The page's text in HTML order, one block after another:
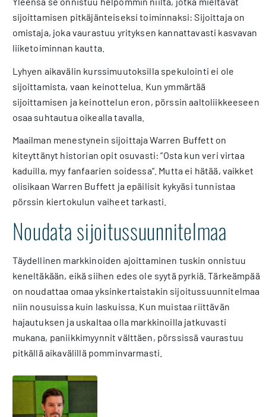
sijoittamisen pitkäjänteiseksi toiminnaksi: Sijoittaja on
omistaja, joka vaurastuu yrityksen kannattavasti kasvavan
liiketoiminnan kautta.
Lyhyen aikavälin kurssimuutoksilla spekulointi ei ole
sijoittamista, vaan keinottelua. Kun ymmärtää
sijoittamisen ja keinottelun eron, pörssin aaltoliikkeeseen
osaa suhtautua oikealla tavalla.
Maailman menestynein sijoittaja Warren Buffett on
kiteyttänyt historian opit osuvasti: ”Osta kun veri virtaa
kaduilla, myy fanfaarien soidessa”. Mutta ei hätää, vaikket
olisikaan Warren Buffett ja epäilisit kykyäsi tunnistaa
pörssin kiertokulun vaiheet tarkasti.
Noudata sijoitussuunnitelmaa
Täydellinen markkinoiden ajoittaminen tuskin onnistuu
keneltäkään, eikä siihen edes ole syytä pyrkiä. Tärkeämpää
on noudattaa omaa yksinkertaistakin sijoitussuunnitelmaa
niin nousuissa kuin laskuissa. Kun muistaa riittävän
hajautuksen ja uskaltaa olla markkinoilla jatkuvasti
mukana, paniikkimyynnit välttäen, pörssissä vaurastuu
pitkällä aikavälillä pomminvarmasti.